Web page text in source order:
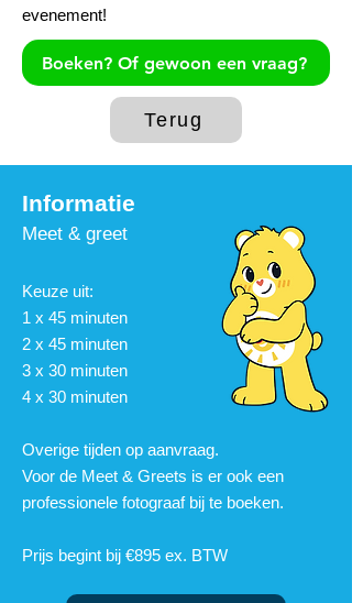
evenement!
Boeken? Of gewoon een vraag?
Terug
Informatie
Meet & greet
Keuze uit:
1 x 45 minuten
2 x 45 minuten
3 x 30 minuten
4 x 30 minuten
Overige tijden op aanvraag.
Voor de Meet & Greets is er ook een
professionele fotograaf bij te boeken.
Prijs begint bij €895 ex. BTW